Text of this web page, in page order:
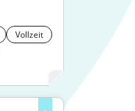
Vollzeit